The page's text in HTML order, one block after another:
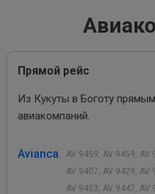
Прямой рейс
Из Кукуты в Боготу
авиакомпаний.
Avianca
AV 9459, AV 9459, AV
AV 9407, AV 9429, AV
AV 9453, AV 9447, AV